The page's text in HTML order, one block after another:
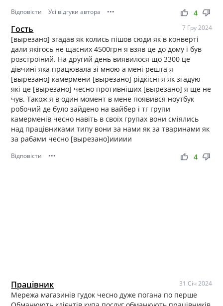
Відповісти Усі відгуки автора ••• thumb_up thumb_down
4
Гость 7 Гру 2024
[вырезано] згадав як колись пішов сюди як в конверті
дали якігось не щасних 4500грн я взяв це до дому і був
розстроїний. На другий день виявилося що 3300 це
дівчині яка працювала зі мною а мені решта я
[вырезано] камермени [вырезано] рідкісні я як згадую
які це [вырезано] чесно противніших [вырезано] я ще не
чув. Також я в один момент в мене появився ноутбук
робочий де було зайдено на вайбер і тг групи
камерменів чесно навіть в своїх групах вони сміялись
над працівниками типу вони за нами як за тваринами як
за рабами чесно [вырезано]иииии
Відповісти ••• thumb_up thumb_down
4
Працівник 31 Січ 2024
Мережа магазинів гудок чесно дуже погана по перше